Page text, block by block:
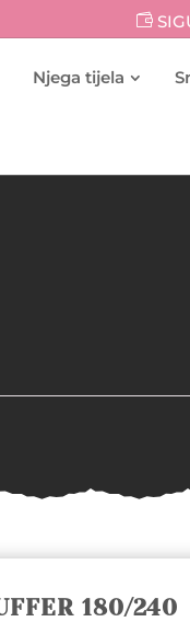
Njega tijela
180/240